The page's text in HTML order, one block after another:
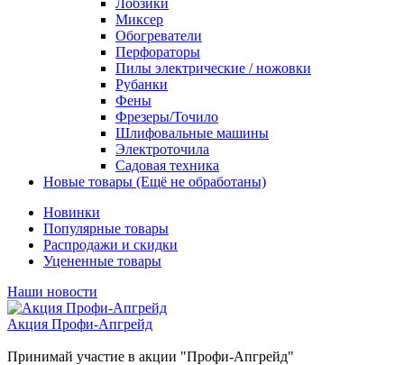
Лобзики
Миксер
Обогреватели
Перфораторы
Пилы электрические / ножовки
Рубанки
Фены
Фрезеры/Точило
Шлифовальные машины
Электроточила
Садовая техника
Новые товары (Ещё не обработаны)
Новинки
Популярные товары
Распродажи и скидки
Уцененные товары
Наши новости
Акция Профи-Апгрейд
Принимай участие в акции "Профи-Апгрейд"